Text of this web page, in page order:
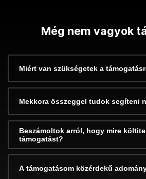
Még nem vagyok
Miért van szükségetek a
Mekkora összeggel tudok segíteni
Beszámoltok arról, hogy mire
támogatást?
A támogatásom közérdekű